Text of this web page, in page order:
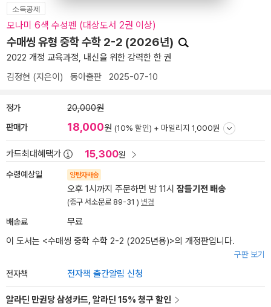
소득공제
모나미 6색 수성펜 (대상도서 2권 이상)
수매씽 유형 중학 수학 2-2 (2026년)
2022 개정 교육과정, 내신을 위한 강력한 한 권
김정현 (지은이) 동아출판 2025-07-10
정가 20,000원
판매가 18,000원 (10% 할인) + 마일리지 1,000원
카드최대혜택가 15,300원
수령예상일 양탄자배송
오후 1시까지 주문하면 밤 11시 잠들기전 배송
(중구 서소문로 89-31 ) 변경
배송료
무료
이 도서는 <수매씽 중학 수학 2-2 (2025년용)>의 개정판입니다.
구판 보기
전자책 전자책 출간알림 신청
알라딘 만권당 삼성카드, 알라딘 15% 청구 할인